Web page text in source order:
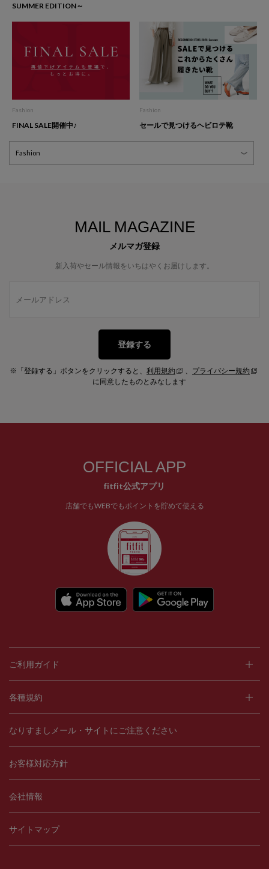
SUMMER EDITION～
Fashion
FINAL SALE開催中♪
Fashion
セールで見つけるヘビロテ靴
MAIL MAGAZINE
メルマガ登録
新入荷やセール情報をいちはやくお届けします。
登録する
※「登録する」ボタンをクリックすると、 利用規約 、 プライバシー規約
に同意したものとみなします
OFFICIAL APP
fitfit公式アプリ
店舗でもWEBでもポイントを貯めて使える
ご利用ガイド
各種規約
なりすましメール・サイトにご注意ください
お客様対応方針
会社情報
サイトマップ